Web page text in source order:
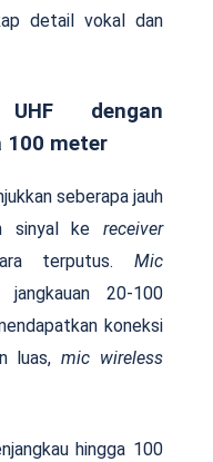
detail vokal dan
dengan
100 meter
seberapa jauh
sinyal ke receiver
terputus. Mic
20-100
koneksi
luas,mic wireless
hingga 100